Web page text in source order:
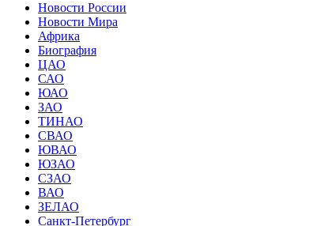
Новости России
Новости Мира
Африка
Биография
ЦАО
САО
ЮАО
ЗАО
ТИНАО
СВАО
ЮВАО
ЮЗАО
СЗАО
ВАО
ЗЕЛАО
Санкт-Петербург